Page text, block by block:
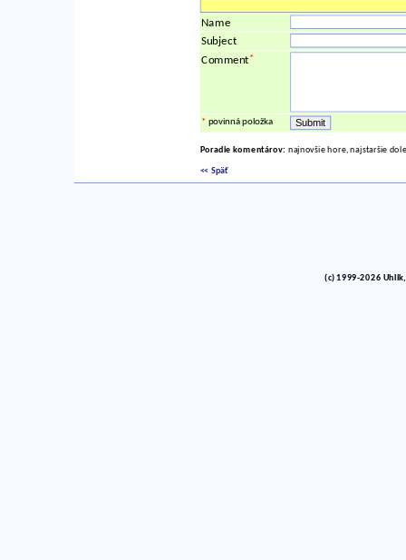
Name
Subject
Comment*
* povinná položka
Poradie komentárov: najnovšie hore, najstaršie dole
<< Späť
(c) 1999-2026 Uhlik,